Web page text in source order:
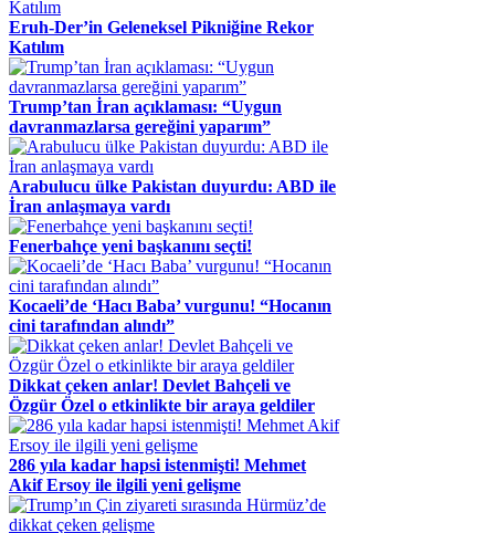
Eruh-Der’in Geleneksel Pikniğine Rekor
Katılım
Trump’tan İran açıklaması: “Uygun
davranmazlarsa gereğini yaparım”
Arabulucu ülke Pakistan duyurdu: ABD ile
İran anlaşmaya vardı
Fenerbahçe yeni başkanını seçti!
Kocaeli’de ‘Hacı Baba’ vurgunu! “Hocanın
cini tarafından alındı”
Dikkat çeken anlar! Devlet Bahçeli ve
Özgür Özel o etkinlikte bir araya geldiler
286 yıla kadar hapsi istenmişti! Mehmet
Akif Ersoy ile ilgili yeni gelişme